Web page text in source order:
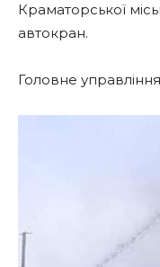
Краматорської
автокран.
Головне